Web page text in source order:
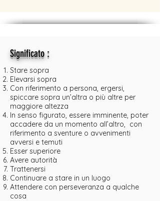
Significato:
Stare sopra
Elevarsi sopra
Con riferimento a persona, ergersi,
spiccare sopra un’altra o più altre per
maggiore altezza
In senso figurato, essere imminente, poter
accadere da un momento all’altro, con
riferimento a sventure o avvenimenti
avversi e temuti
Esser superiore
Avere autorità
Trattenersi
Continuare a stare in un luogo
Attendere con perseveranza a qualche
cosa